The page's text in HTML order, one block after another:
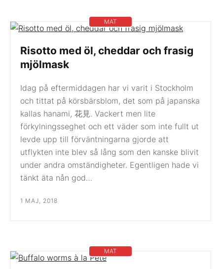
MAT
Risotto med öl, cheddar och frasig
mjölmask
Idag på eftermiddagen har vi varit i Stockholm
och tittat på körsbärsblom, det som på japanska
kallas hanami, 花見. Vackert men lite
förkylningsseghet och ett väder som inte fullt ut
levde upp till förväntningarna gjorde att
utflykten inte blev så lång som den kanske blivit
under andra omständigheter. Egentligen hade vi
tänkt äta nån god…
1 MAJ, 2018
MAT